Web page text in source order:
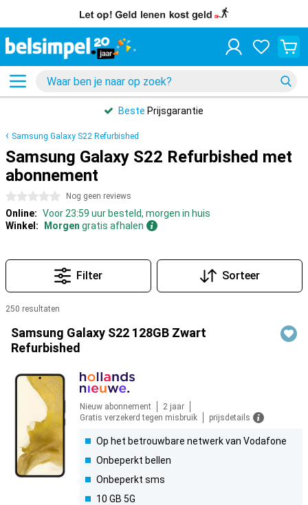
Beste Prijsgarantie
Samsung Galaxy S22 Refurbished
Samsung Galaxy S22 Refurbished met
abonnement
0 sterren Nog geen reviews
Online: Voor 23:59 uur besteld, morgen in huis
Winkel:
Morgen gratis afhalen
Filter Sorteer
250 resultaten
Producten
Samsung Galaxy S22 128GB Zwart
Refurbished
Nieuw abonnement
2 jaar
Gratis verzekerd tegen misbruik
prijsdetails
Op het betrouwbare netwerk van Vodafone
Onbeperkt bellen
Onbeperkt sms
10 GB 5G